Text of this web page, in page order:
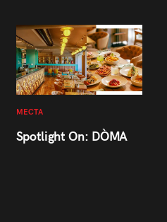
МЕСТА
Spotlight On: DÒMA